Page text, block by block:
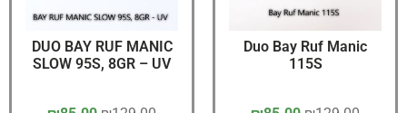
Duo Bay Ruf Manic
115S
DUO BAY RUF MANIC
SLOW 95S, 8GR – UV